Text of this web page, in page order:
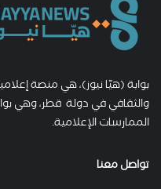
بوابة (هيّا نيوز)، هي منصة
والثقافي في دولة قطر، وهي
الممارسات الإعلامية.
تواصل معنا